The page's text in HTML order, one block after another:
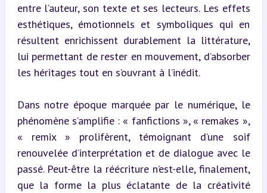
entre l’auteur, son texte et ses lecteurs. Les effets
esthétiques, émotionnels et symboliques qui en
résultent enrichissent durablement la littérature,
lui permettant de rester en mouvement, d’absorber
les héritages tout en s’ouvrant à l’inédit.
Dans notre époque marquée par le numérique, le
phénomène s’amplifie : « fanfictions », « remakes »,
« remix » prolifèrent, témoignant d’une soif
renouvelée d’interprétation et de dialogue avec le
passé. Peut-être la réécriture n’est-elle, finalement,
que la forme la plus éclatante de la créativité